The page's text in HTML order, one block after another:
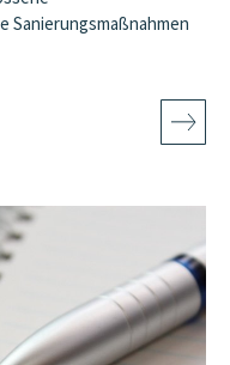
Sanierungsmaßnahmen